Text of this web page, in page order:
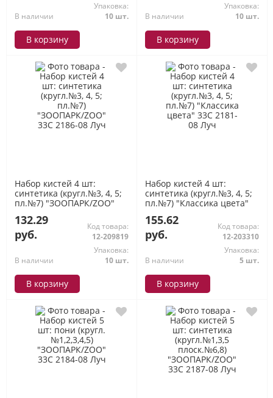
В наличии
Упаковка:
10 шт.
В корзину
В наличии
Упаковка:
10 шт.
В корзину
Набор кистей 4 шт:
синтетика (кругл.№3, 4, 5;
пл.№7) "ЗООПАРК/ZOO"
132.29
руб.
Код товара:
12-209819
В наличии
Упаковка:
10 шт.
В корзину
Набор кистей 4 шт:
синтетика (кругл.№3, 4, 5;
пл.№7) "Классика цвета"
155.62
руб.
Код товара:
12-203310
В наличии
Упаковка:
5 шт.
В корзину